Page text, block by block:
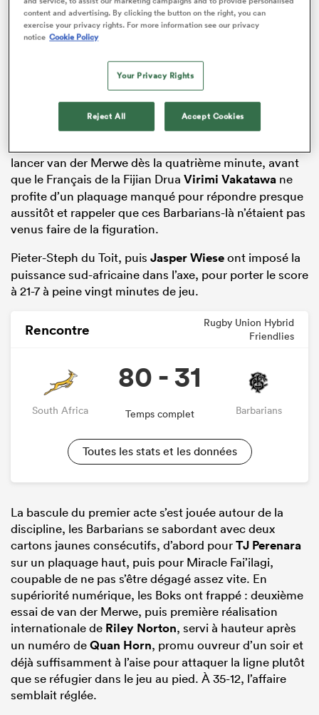
Vakatawa répond à Kolisi
Les Springboks ont pris la rencontre à la gorge
lancer van der Merwe dès la quatrième minute, avant
que le Français de la Fijian Drua Virimi Vakatawa ne
profite d’un plaquage manqué pour répondre presque
aussitôt et rappeler que ces Barbarians-là n’étaient pas
venus faire de la figuration.
Pieter-Steph du Toit, puis Jasper Wieseont imposé la
puissance sud-africaine dans l’axe, pour porter le score
à 21-7 à peine vingt minutes de jeu.
Rencontre
Rugby Union Hybrid
Friendlies
South Africa
80 - 31
Temps complet Barbarians
Toutes les stats et les données
La bascule du premier acte s’est jouée autour de la
discipline, les Barbarians se sabordant avec deux
cartons jaunes consécutifs, d’abord pourTJ Perenara
sur un plaquage haut, puis pour Miracle Fai’ilagi,
coupable de ne pas s’être dégagé assez vite. En
supériorité numérique, les Boks ont frappé : deuxième
essai de van der Merwe, puis première réalisation
internationale de Riley Norton, servi à hauteur après
un numéro deQuan Horn, promu ouvreur d’un soir et
déjà suffisamment à l’aise pour attaquer la ligne plutôt
que se réfugier dans le jeu au pied. À 35-12, l’affaire
semblait réglée.
content and advertising. By clicking the button on the right, you can
exercise your privacy rights. For more information see our privacy
notice Cookie Policy
Your Privacy Rights
Reject All Accept Cookies